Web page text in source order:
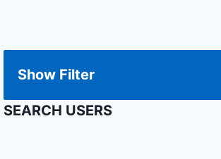
Show Filter
SEARCH USERS